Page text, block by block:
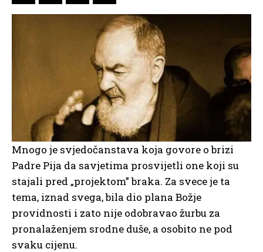
Mnogo je svjedočanstava koja govore o brizi
Padre Pija da savjetima prosvijetli one koji su
stajali pred „projektom” braka. Za svece je ta
tema, iznad svega, bila dio plana Božje
providnosti i zato nije odobravao žurbu za
pronalaženjem srodne duše, a osobito ne pod
svaku cijenu.